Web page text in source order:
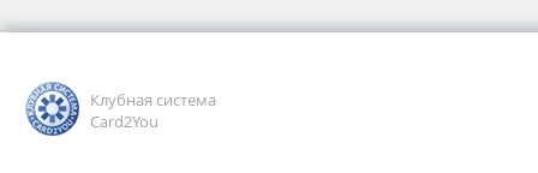
Клубная система
Card2You